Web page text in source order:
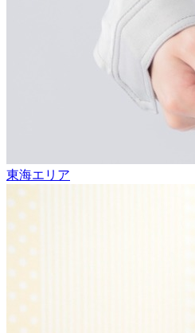
東海エリア